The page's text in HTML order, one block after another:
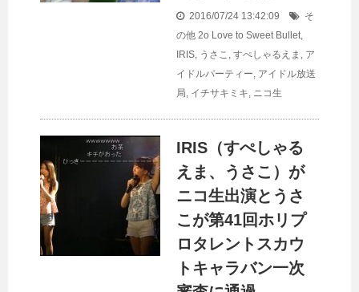
2016/07/24 13:42:09
そ
の他 2o Love to Sweet Bullet,
IRIS, うさこ , すぺしゃるえま , ア
イドルパーティー, アイドル放送
局, イチサキミキ, ニコ生
IRIS（すぺしゃる
えま、うさこ）が
ニコ生出演とうさ
こが第41回ホリプ
ロタレントスカウ
トキャラバン一次